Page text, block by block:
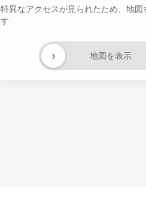
特異なアクセスが見られたため、地図
す
地図を表示
›